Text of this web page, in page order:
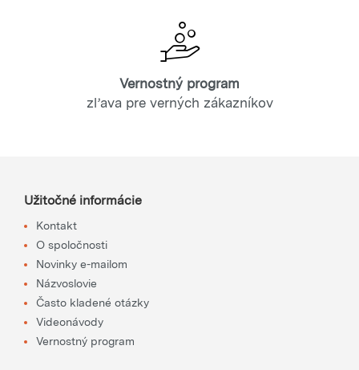
Vernostný program
zľava pre verných zákazníkov
Užitočné informácie
Kontakt
O spoločnosti
Novinky e-mailom
Názvoslovie
Často kladené otázky
Videonávody
Vernostný program